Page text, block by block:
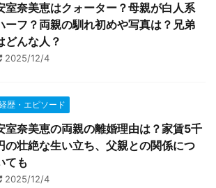
室奈美恵はクォーター？母親が白人系
ーフ？両親の馴れ初めや写真は？兄弟
どんな人？
2025/12/4
歴・エピソード
室奈美恵の両親の離婚理由は？家賃5千
の壮絶な生い立ち、父親との関係につ
ても
2025/12/4